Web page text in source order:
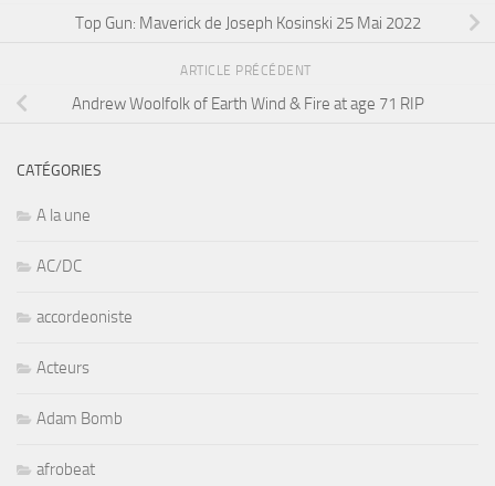
Top Gun: Maverick de Joseph Kosinski 25 Mai 2022
ARTICLE PRÉCÉDENT
Andrew Woolfolk of Earth Wind & Fire at age 71 RIP
CATÉGORIES
A la une
AC/DC
accordeoniste
Acteurs
Adam Bomb
afrobeat